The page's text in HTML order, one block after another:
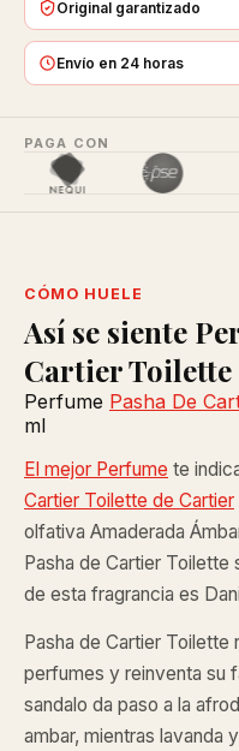
Original garantizado
Envío en 24 horas
PAGA CON
CÓMO HUELE
Así se siente
Cartier Toilette
Perfume Pasha De
ml
El mejor Perfume te
Cartier Toilette de Cartier
olfativa Amaderada
Pasha de Cartier Toilette
de esta fragrancia es
Pasha de Cartier
perfumes y reinventa su
sandalo da paso a la
ambar, mientras lavanda